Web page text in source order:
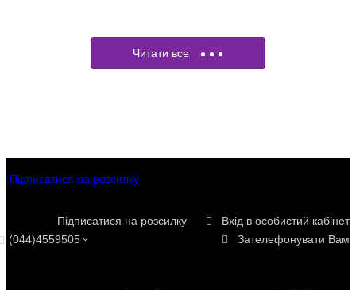
Читати все
Підписатися на розсилку
Підписатися на розсилку
Вхід в особистий кабінет
Зателефонувати Вам
(044)4559505